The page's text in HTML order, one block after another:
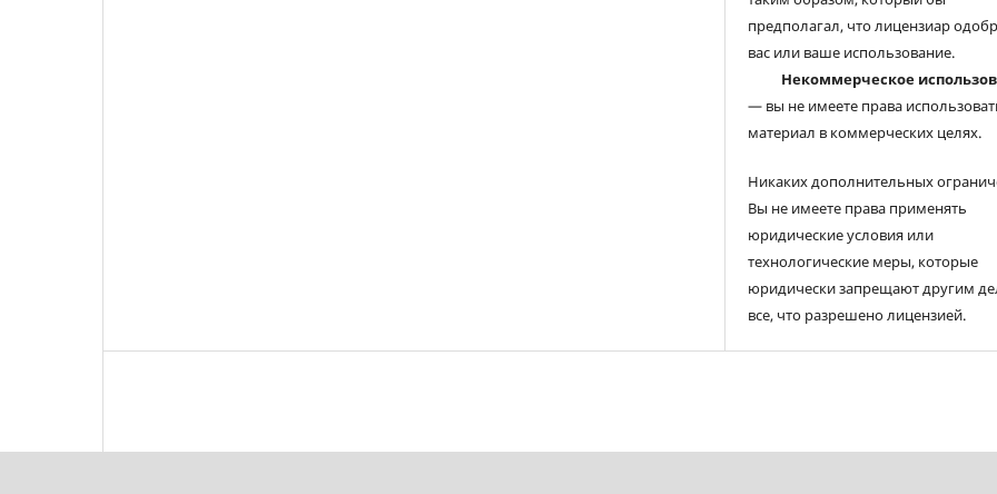
предполагал, что лицензиар
вас или ваше использование.
Некоммерческое
— вы не имеете права
материал в коммерческих целях.
Никаких дополнительных
Вы не имеете права применять
юридические условия или
технологические меры, которые
юридически запрещают другим
все, что разрешено лицензией.